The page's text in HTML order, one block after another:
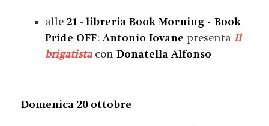
alle 21 - libreria Book Morning - Book
Pride OFF: Antonio Iovane presenta Il
brigatistacon Donatella Alfonso
Domenica 20 ottobre